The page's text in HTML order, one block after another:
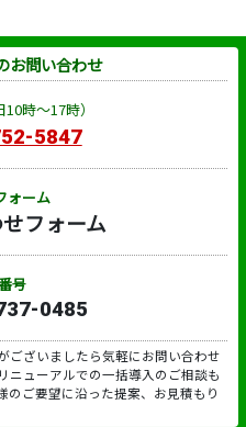
お問い合わせ
時～17時）
5847
ォーム
フォーム
号
0485
ございましたら気軽にお問い合わせ
ニューアルでの一括導入のご相談も
ご要望に沿った提案、お見積もり